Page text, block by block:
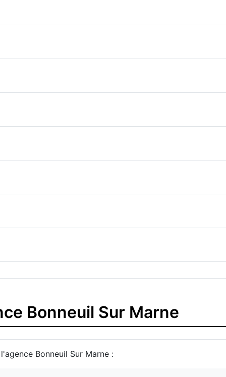
Bonneuil Sur Marne
Bonneuil Sur Marne :